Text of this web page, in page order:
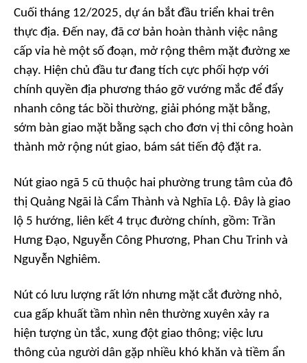
Cuối tháng 12/2025, dự án bắt đầu triển khai trên
thực địa. Đến nay, đã cơ bản hoàn thành việc nâng
cấp vỉa hè một số đoạn, mở rộng thêm mặt đường xe
chạy. Hiện chủ đầu tư đang tích cực phối hợp với
chính quyền địa phương tháo gỡ vướng mắc để đẩy
nhanh công tác bồi thường, giải phóng mặt bằng,
sớm bàn giao mặt bằng sạch cho đơn vị thi công hoàn
thành mở rộng nút giao, bám sát tiến độ đặt ra.
Nút giao ngã 5 cũ thuộc hai phường trung tâm của đô
thị Quảng Ngãi là Cẩm Thành và Nghĩa Lộ. Đây là giao
lộ 5 hướng, liên kết 4 trục đường chính, gồm: Trần
Hưng Đạo, Nguyễn Công Phương, Phan Chu Trinh và
Nguyễn Nghiêm.
Nút có lưu lượng rất lớn nhưng mặt cắt đường nhỏ,
cua gấp khuất tầm nhìn nên thường xuyên xảy ra
hiện tượng ùn tắc, xung đột giao thông; việc lưu
thông của người dân gặp nhiều khó khăn và tiềm ẩn